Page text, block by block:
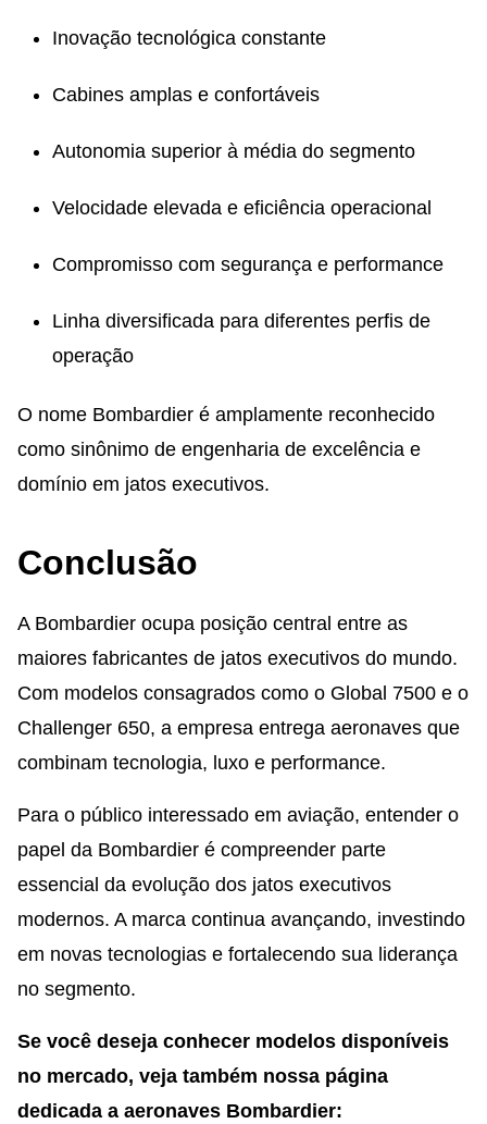
Inovação tecnológica constante
Cabines amplas e confortáveis
Autonomia superior à média do segmento
Velocidade elevada e eficiência operacional
Compromisso com segurança e performance
Linha diversificada para diferentes perfis de
operação
O nome Bombardier é amplamente reconhecido
como sinônimo de engenharia de excelência e
domínio em jatos executivos.
Conclusão
A Bombardier ocupa posição central entre as
maiores fabricantes de jatos executivos do mundo.
Com modelos consagrados como o Global 7500 e o
Challenger 650, a empresa entrega aeronaves que
combinam tecnologia, luxo e performance.
Para o público interessado em aviação, entender o
papel da Bombardier é compreender parte
essencial da evolução dos jatos executivos
modernos. A marca continua avançando, investindo
em novas tecnologias e fortalecendo sua liderança
no segmento.
Se você deseja conhecer modelos disponíveis
no mercado, veja também nossa página
dedicada a aeronaves Bombardier: